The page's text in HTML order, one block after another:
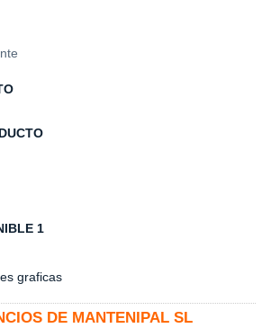
1
graficas
DE MANTENIPAL SL